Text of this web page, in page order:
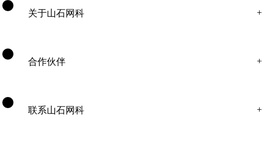
关于山石网科
合作伙伴
联系山石网科